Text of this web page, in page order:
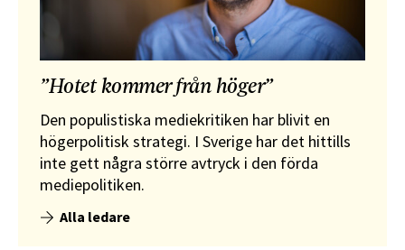
”Hotet kommer från höger”
Den populistiska mediekritiken har blivit en
högerpolitisk strategi. I Sverige har det hittills
inte gett några större avtryck i den förda
mediepolitiken.
Alla ledare